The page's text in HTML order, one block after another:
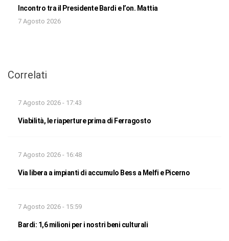
Incontro tra il Presidente Bardi e l’on. Mattia
7 Agosto 2026
Correlati
7 Agosto 2026 - 17:43
Viabilità, le riaperture prima di Ferragosto
7 Agosto 2026 - 16:48
Via libera a impianti di accumulo Bess a Melfi e Picerno
7 Agosto 2026 - 15:59
Bardi: 1,6 milioni per i nostri beni culturali